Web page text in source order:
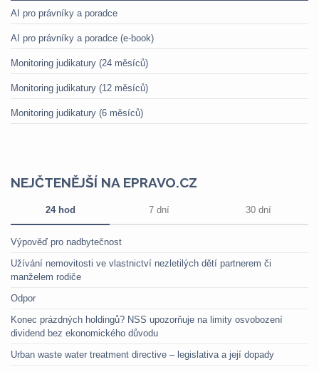
AI pro právníky a poradce
AI pro právníky a poradce (e-book)
Monitoring judikatury (24 měsíců)
Monitoring judikatury (12 měsíců)
Monitoring judikatury (6 měsíců)
NEJČTENĚJŠÍ NA EPRAVO.CZ
24 hod 7 dní 30 dní
Výpověď pro nadbytečnost
Užívání nemovitosti ve vlastnictví nezletilých dětí partnerem či
manželem rodiče
Odpor
Konec prázdných holdingů? NSS upozorňuje na limity osvobození
dividend bez ekonomického důvodu
Urban waste water treatment directive – legislativa a její dopady